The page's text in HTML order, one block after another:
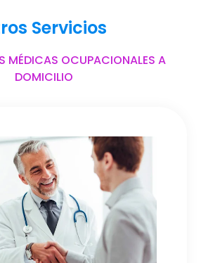
Servicios
MÉDICAS OCUPACIONALES A
DOMICILIO